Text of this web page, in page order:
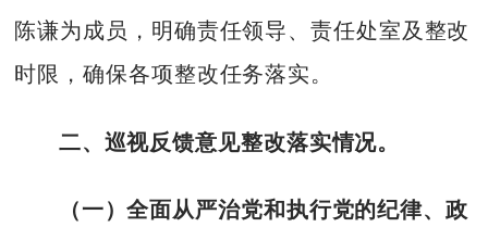
陈谦为成员，明确责任领导、责任处室及整改
时限，确保各项整改任务落实。
二、巡视反馈意见整改落实情况。
（一）全面从严治党和执行党的纪律、政